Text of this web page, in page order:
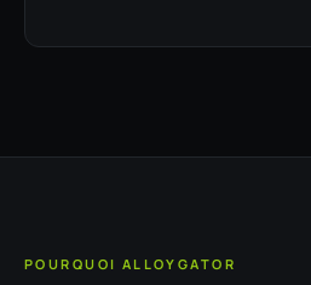
POURQUOI ALLOYGATOR